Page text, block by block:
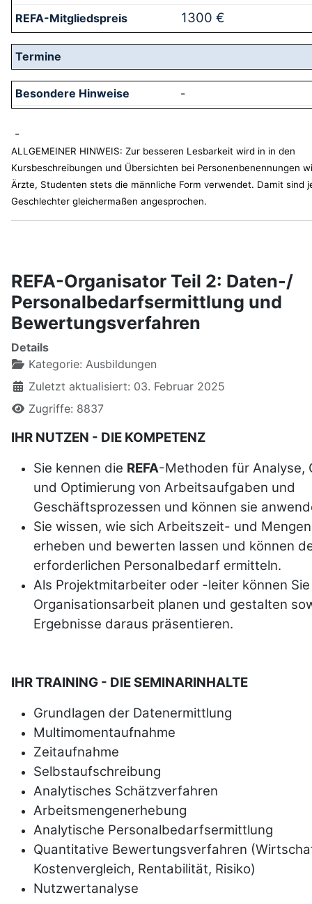
1300 €
-
-
ALLGEMEINER HINWEIS: Zur besseren Lesbarkeit wird in in den
Kursbeschreibungen und Übersichten bei Personenbenennungen
Ärzte, Studenten stets die männliche Form verwendet. Damit sind
Geschlechter gleichermaßen angesprochen.
REFA-Organisator Teil 2: Daten-/
Personalbedarfsermittlung und
Bewertungsverfahren
Details
Kategorie: Ausbildungen
Zuletzt aktualisiert: 03. Februar 2025
Zugriffe: 8837
IHR NUTZEN - DIE KOMPETENZ
Sie kennen die REFA-Methoden für Analyse,
und Optimierung von Arbeitsaufgaben und
Geschäftsprozessen und können sie
Sie wissen, wie sich Arbeitszeit- und
erheben und bewerten lassen und können
erforderlichen Personalbedarf ermitteln.
Als Projektmitarbeiter oder -leiter können
Organisationsarbeit planen und gestalten
Ergebnisse daraus präsentieren.
IHR TRAINING - DIE SEMINARINHALTE
Grundlagen der Datenermittlung
Multimomentaufnahme
Zeitaufnahme
Selbstaufschreibung
Analytisches Schätzverfahren
Arbeitsmengenerhebung
Analytische Personalbedarfsermittlung
Quantitative Bewertungsverfahren
Kostenvergleich, Rentabilität, Risiko)
Nutzwertanalyse